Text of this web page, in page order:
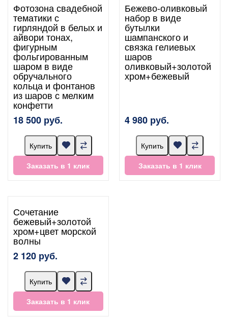
Фотозона свадебной
тематики с
гирляндой в белых и
айвори тонах,
фигурным
фольгированным
шаром в виде
обручального
кольца и фонтанов
из шаров с мелким
конфетти
18 500 руб.
Купить
Заказать в 1 клик
Бежево-оливковый
набор в виде
бутылки
шампанского и
связка гелиевых
шаров
оливковый+золотой
хром+бежевый
4 980 руб.
Купить
Заказать в 1 клик
Сочетание
бежевый+золотой
хром+цвет морской
волны
2 120 руб.
Купить
Заказать в 1 клик